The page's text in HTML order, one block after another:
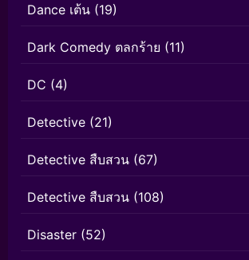
Dance เต้น (19)
Dark Comedy ตลกร้าย (11)
DC (4)
Detective (21)
Detective สืบสวน (67)
Detective สืบสวน (108)
Disaster (52)